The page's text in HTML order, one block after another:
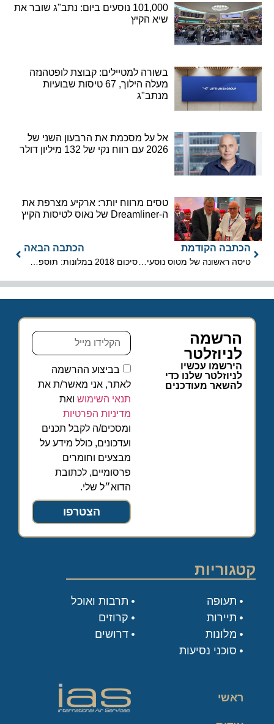
101,000 נוסעים ביום: נתב"ג שובר את
שיא הקיץ
בשורה למטיילים: קבוצת לופטהנזה
מעלה הילוך, 67 טיסות שבועיות
מנתב"ג
אל על מסכמת את הרבעון השני של
2026 עם רווח נקי של 132 מיליון דולר
טסים מרווח יותר: ארקיע מצרפת את
ה-Dreamliner של נאוס לטיסות הקיץ
הכתבה הקודמת הכתבה הבאה
הרשמה
לניוזלטר
הירשמו עכשיו
לניוזלטר שלנו כדי
להשאר מעודכנים
בביצוע ההרשמה
לאתר, אני מאשר/ת את
תנאי השימוש ואת
מדיניות הפרטיות
ומסכים/ה לקבל תכנים
ועדכונים, כולל מידע על
מבצעים וחומרים
פרסומיים, לכתובת
הדוא״ל שלי.
הצטרפו
קטגוריות
תעופה
תיירות
מלונות
סוכני נסיעות
תרבות ואוכל
קרוזים
דרושים
ראשי